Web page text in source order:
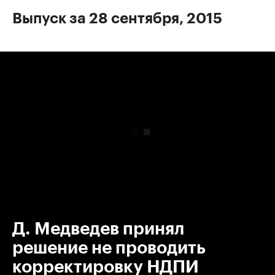
Выпуск за 28 сентября, 2015
Д. Медведев принял
решение не проводить
корректировку НДПИ